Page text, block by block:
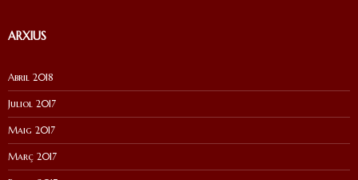
ARXIUS
Abril 2018
Juliol 2017
Maig 2017
Març 2017